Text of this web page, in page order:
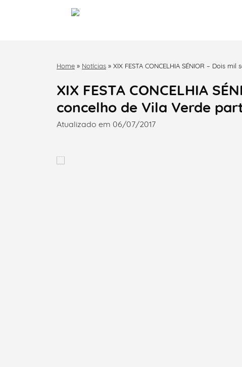
Home » Notícias » XIX FESTA CONCELHIA SÉNIOR – Dois
XIX FESTA CONCELHIA
concelho de Vila Verde
Atualizado em 06/07/2017